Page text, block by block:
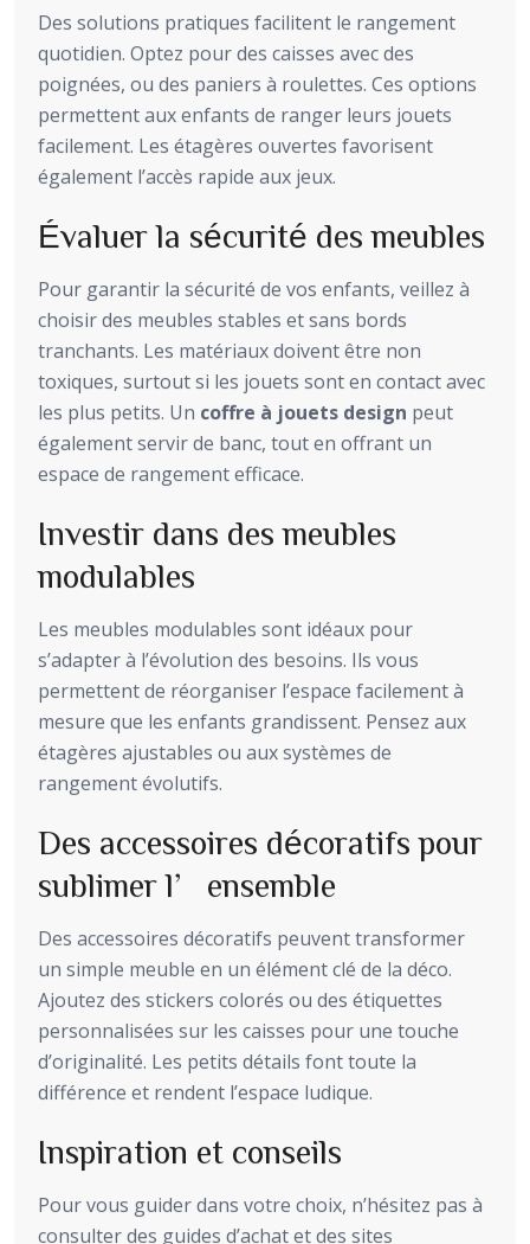
Des solutions pratiques facilitent le rangement
quotidien. Optez pour des caisses avec des
poignées, ou des paniers à roulettes. Ces options
permettent aux enfants de ranger leurs jouets
facilement. Les étagères ouvertes favorisent
également l’accès rapide aux jeux.
Évaluer la sécurité des meubles
Pour garantir la sécurité de vos enfants, veillez à
choisir des meubles stables et sans bords
tranchants. Les matériaux doivent être non
toxiques, surtout si les jouets sont en contact avec
les plus petits. Un coffre à jouets design peut
également servir de banc, tout en offrant un
espace de rangement efficace.
Investir dans des meubles
modulables
Les meubles modulables sont idéaux pour
s’adapter à l’évolution des besoins. Ils vous
permettent de réorganiser l’espace facilement à
mesure que les enfants grandissent. Pensez aux
étagères ajustables ou aux systèmes de
rangement évolutifs.
Des accessoires décoratifs pour
sublimer l’ensemble
Des accessoires décoratifs peuvent transformer
un simple meuble en un élément clé de la déco.
Ajoutez des stickers colorés ou des étiquettes
personnalisées sur les caisses pour une touche
d’originalité. Les petits détails font toute la
différence et rendent l’espace ludique.
Inspiration et conseils
Pour vous guider dans votre choix, n’hésitez pas à
consulter des guides d’achat et des sites